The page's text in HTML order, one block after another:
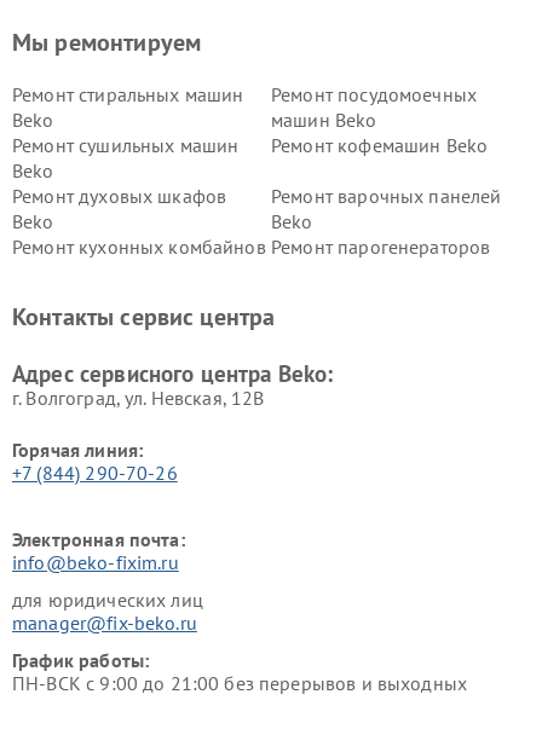
Мы ремонтируем
Ремонт стиральных машин
Beko
Ремонт посудомоечных
машин Beko
Ремонт сушильных машин
Beko
Ремонт кофемашин Beko
Ремонт духовых шкафов
Beko
Ремонт варочных панелей
Beko
Ремонт кухонных комбайнов Ремонт парогенераторов
Ремонт холодильников Beko Ремонт морозильных камер
Контакты сервис центра
Адрес сервисного центра Beko:
г. Волгоград, ул. Невская, 12В
Горячая линия:
+7 (844) 290-70-26
Электронная почта:
info@beko-fixim.ru
для юридических лиц
manager@fix-beko.ru
График работы:
ПН-ВСК с 9:00 до 21:00 без перерывов и выходных